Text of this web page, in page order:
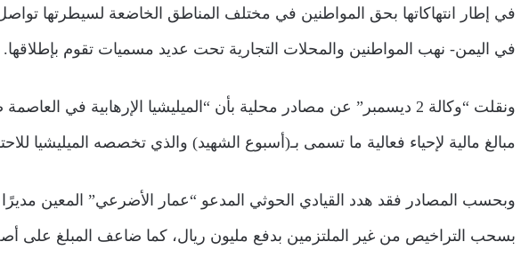
في إطار انتهاكاتها بحق المواطنين في مختلف المناطق الخاضعة لسيطرتها تواصل
في اليمن- نهب المواطنين والمحلات التجارية تحت عديد مسميات تقوم بإطلاقها.
ونقلت “وكالة 2 ديسمبر” عن مصادر محلية بأن “الميليشيا الإرهابية في
مبالغ مالية لإحياء فعالية ما تسمى بـ(أسبوع الشهيد) والذي تخصصه الميليشيا
وبحسب المصادر فقد هدد القيادي الحوثي المدعو “عمار الأضرعي” المعين
بسحب التراخيص من غير الملتزمين بدفع مليون ريال، كما ضاعف المبلغ على